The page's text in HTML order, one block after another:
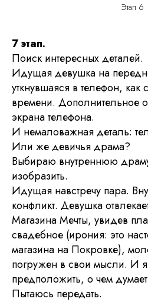
Этап 6
7 этап.
Поиск интересных деталей.
Идущая девушка на
уткнувшаяся в телефон,
времени. Дополнительное
экрана телефона.
И немаловажная деталь:
Или же девичья драма?
Выбираю внутреннюю
изобразить.
Идущая навстречу пара.
конфликт. Девушка
Магазина Мечты, увидев
свадебное (ирония: это
магазина на Покровке),
погружен в свои мысли. И
предположить, о чем
Пытаюсь передать.